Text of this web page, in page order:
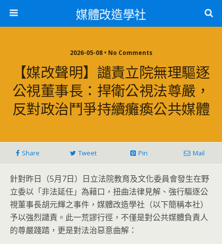
媒體改造學社
2026-05-08 • No Comments
【媒改聲明】譴責立院無理驅逐
公視董事長：捍衛公視法尊嚴，
反對政治鬥爭持續癱瘓公共媒體
Share Tweet Pin Mail
針對昨日（5月7日）日立法院教育及文化委員會發生在野
立委以「非法延任」為藉口，扭曲法律見解、強行驅逐公
視董事長胡元輝之事件，媒體改造學社（以下簡稱本社）
予以強烈譴責。此一荒謬行徑，不僅是對公共媒體負責人
的尊嚴踐踏，更是對法治惡意曲解：